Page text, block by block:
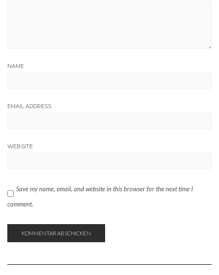
NAME
EMAIL ADDRESS
WEBSITE
Save my name, email, and website in this browser for the next time I
comment.